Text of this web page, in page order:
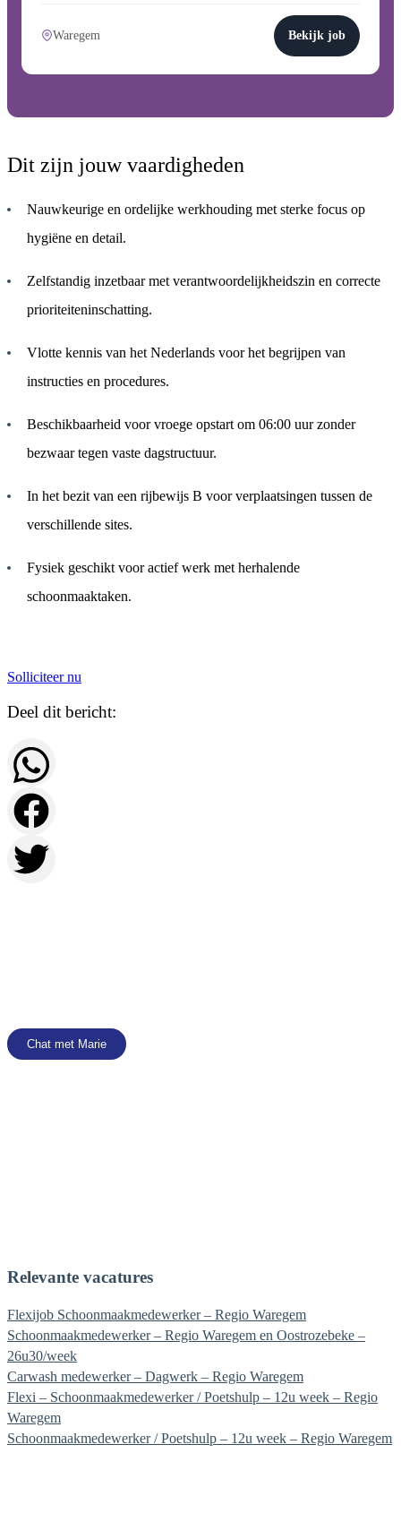
Waregem Bekijk job
Dit zijn jouw vaardigheden
Nauwkeurige en ordelijke werkhouding met sterke focus op
hygiëne en detail.
Zelfstandig inzetbaar met verantwoordelijkheidszin en correcte
prioriteiteninschatting.
Vlotte kennis van het Nederlands voor het begrijpen van
instructies en procedures.
Beschikbaarheid voor vroege opstart om 06:00 uur zonder
bezwaar tegen vaste dagstructuur.
In het bezit van een rijbewijs B voor verplaatsingen tussen de
verschillende sites.
Fysiek geschikt voor actief werk met herhalende
schoonmaaktaken.
Solliciteer nu
Deel dit bericht:
Chat met Marie
Relevante vacatures
Flexijob Schoonmaakmedewerker – Regio Waregem
Schoonmaakmedewerker – Regio Waregem en Oostrozebeke –
26u30/week
Carwash medewerker – Dagwerk – Regio Waregem
Flexi – Schoonmaakmedewerker / Poetshulp – 12u week – Regio
Waregem
Schoonmaakmedewerker / Poetshulp – 12u week – Regio Waregem